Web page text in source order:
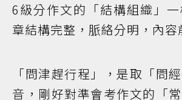
6級分作文的「結構組織」
章結構完整，脈絡分明，內容
「問津趕行程」，是取「問
音，剛好對準會考作文的「